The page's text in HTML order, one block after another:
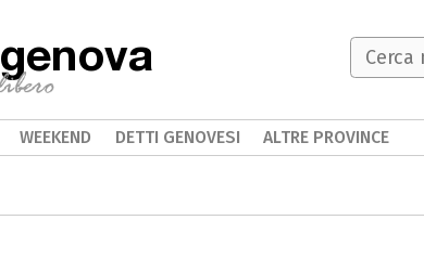
genova
WEEKEND DETTI GENOVESI ALTRE PROVINCE